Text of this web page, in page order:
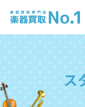
ス